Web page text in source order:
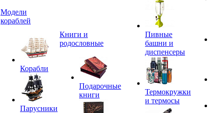
Модели
кораблей
Корабли
Парусники
Книги и
родословные
Подарочные
книги
Пивные
башни и
диспенсеры
Термокружки
и термосы